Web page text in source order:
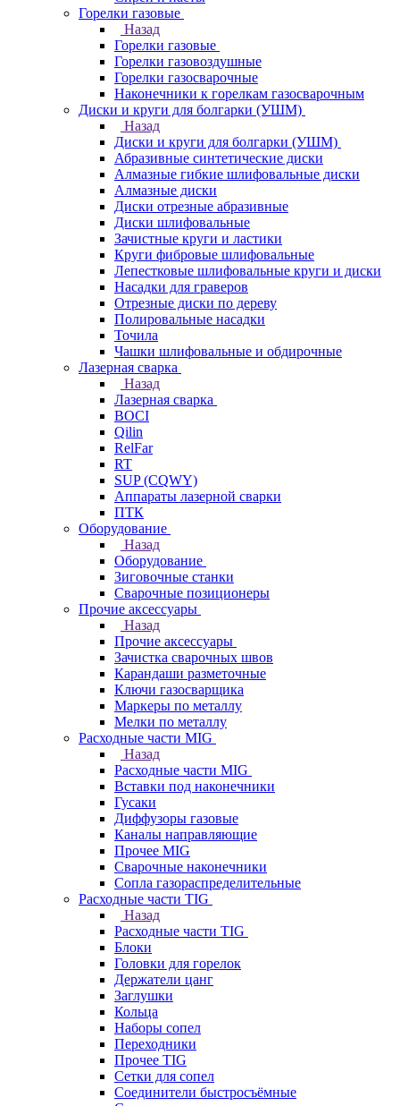
Горелки газовые
Назад
Горелки газовые
Горелки газовоздушные
Горелки газосварочные
Наконечники к горелкам газосварочным
Диски и круги для болгарки (УШМ)
Назад
Диски и круги для болгарки (УШМ)
Абразивные синтетические диски
Алмазные гибкие шлифовальные диски
Алмазные диски
Диски отрезные абразивные
Диски шлифовальные
Зачистные круги и ластики
Круги фибровые шлифовальные
Лепестковые шлифовальные круги и диски
Насадки для граверов
Отрезные диски по дереву
Полировальные насадки
Точила
Чашки шлифовальные и обдирочные
Лазерная сварка
Назад
Лазерная сварка
BOCI
Qilin
RelFar
RT
SUP (CQWY)
Аппараты лазерной сварки
ПТК
Оборудование
Назад
Оборудование
Зиговочные станки
Сварочные позиционеры
Прочие аксессуары
Назад
Прочие аксессуары
Зачистка сварочных швов
Карандаши разметочные
Ключи газосварщика
Маркеры по металлу
Мелки по металлу
Расходные части MIG
Назад
Расходные части MIG
Вставки под наконечники
Гусаки
Диффузоры газовые
Каналы направляющие
Прочее MIG
Сварочные наконечники
Сопла газораспределительные
Расходные части TIG
Назад
Расходные части TIG
Блоки
Головки для горелок
Держатели цанг
Заглушки
Кольца
Наборы сопел
Переходники
Прочее TIG
Сетки для сопел
Соединители быстросъёмные